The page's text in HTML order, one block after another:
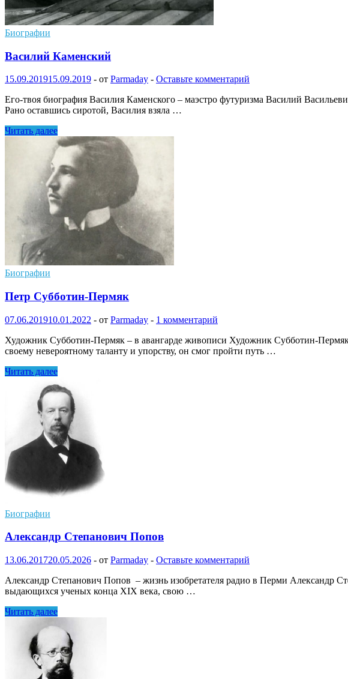
Биографии
Василий Каменский
15.09.201915.09.2019 - от Parmaday - Оставьте комментарий
Его-твоя биография Василия Каменского – маэстро футуризма Василий
Рано оставшись сиротой, Василия взяла …
Василий
Читать далее
Биографии
Петр Субботин-Пермяк
07.06.201910.01.2022 - от Parmaday - 1 комментарий
Художник Субботин-Пермяк – в авангарде живописи Художник Субботин-
своему невероятному таланту и упорству, он смог пройти путь …
Петр
Читать далее
Биографии
Александр Степанович Попов
13.06.201720.05.2026 - от Parmaday - Оставьте комментарий
Александр Степанович Попов – жизнь изобретателя радио в Перми Александр
выдающихся ученых конца XIX века, свою …
Александр
Читать далее